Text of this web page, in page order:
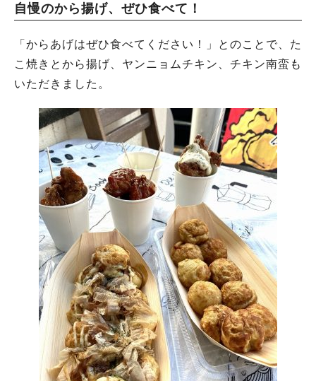
自慢のから揚げ、ぜひ食べて！
「からあげはぜひ食べてください！」とのことで、た
こ焼きとから揚げ、ヤンニョムチキン、チキン南蛮も
いただきました。